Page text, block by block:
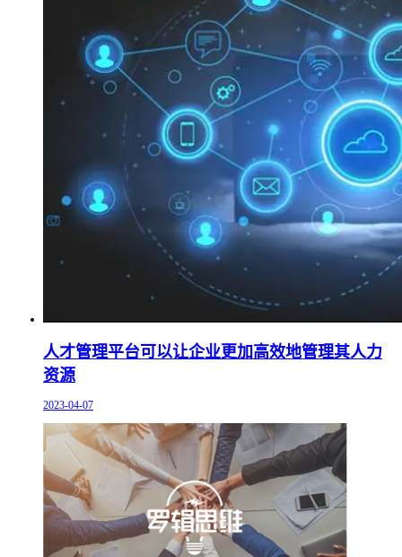
人才管理平台可以让企业更加高效地管理其人力
资源
2023-04-07